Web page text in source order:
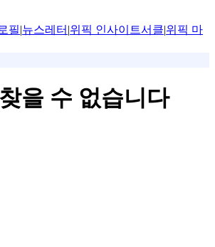
필|뉴스레터 |위픽 인사이트서클|위픽 마
을 수 없습니다